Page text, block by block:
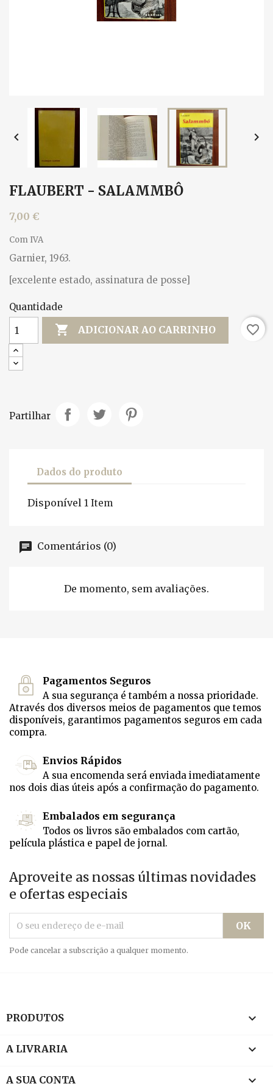
 
FLAUBERT - SALAMMBÔ
7,00 €
Com IVA
Garnier, 1963.
[excelente estado, assinatura de posse]
Quantidade
 ADICIONAR AO CARRINHO favorite_border
Partilhar
Dados do produto
Disponível 1 Item
Comentários (0)
De momento, sem avaliações.
Pagamentos Seguros
A sua segurança é também a nossa prioridade.
Através dos diversos meios de pagamentos que temos
disponíveis, garantimos pagamentos seguros em cada
compra.
Envios Rápidos
A sua encomenda será enviada imediatamente
nos dois dias úteis após a confirmação do pagamento.
Embalados em segurança
Todos os livros são embalados com cartão,
película plástica e papel de jornal.
Aproveite as nossas últimas novidades
e ofertas especiais
Pode cancelar a subscrição a qualquer momento.
PRODUTOS 
A LIVRARIA 
A SUA CONTA 